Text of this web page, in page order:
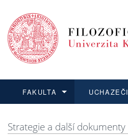
FAKULTA UCHAZEČI
Strategie a další dokumenty